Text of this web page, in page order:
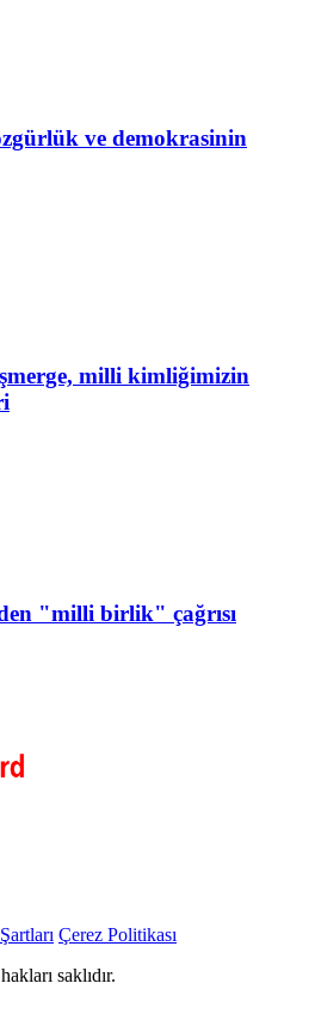
ve demokrasinin
milli kimliğimizin
"milli birlik" çağrısı
Çerez Politikası
saklıdır.